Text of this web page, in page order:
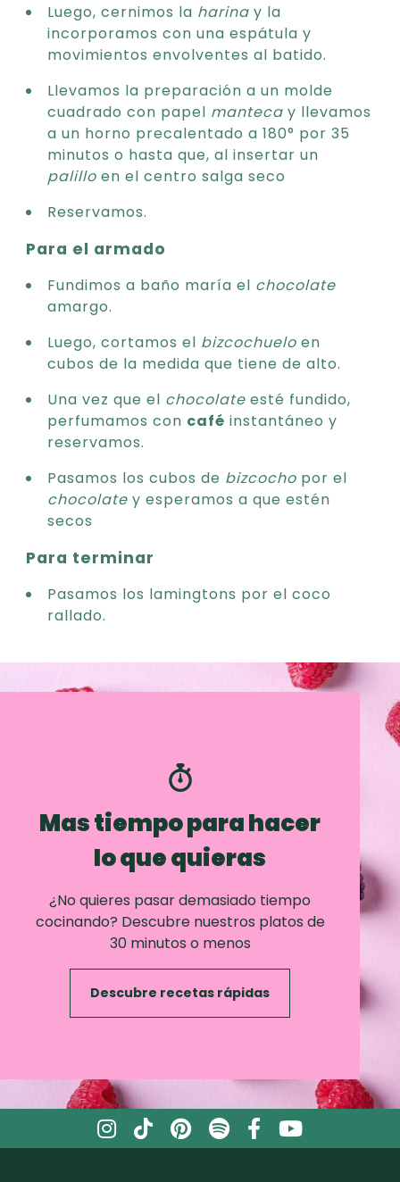
Luego, cernimos la harina y la
incorporamos con una espátula y
movimientos envolventes al batido.
Llevamos la preparación a un molde
cuadrado con papel manteca y llevamos
a un horno precalentado a 180° por 35
minutos o hasta que, al insertar un
palillo en el centro salga seco
Reservamos.
Para el armado
Fundimos a baño maría el chocolate
amargo.
Luego, cortamos el bizcochuelo en
cubos de la medida que tiene de alto.
Una vez que el chocolate esté fundido,
perfumamos con café instantáneo y
reservamos.
Pasamos los cubos de bizcocho por el
chocolate y esperamos a que estén
secos
Para terminar
Pasamos los lamingtons por el coco
rallado.
Mas tiempo para hacer
lo que quieras
¿No quieres pasar demasiado tiempo
cocinando? Descubre nuestros platos de
30 minutos o menos
Descubre recetas rápidas